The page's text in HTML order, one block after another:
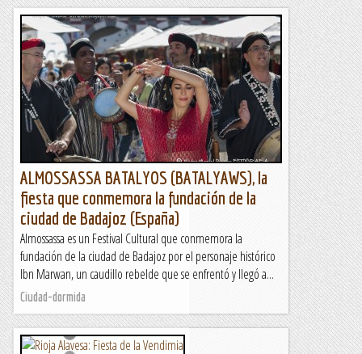
ALMOSSASSA BATALYOS (BATALYAWS), la
fiesta que conmemora la fundación de la
ciudad de Badajoz (España)
Almossassa es un Festival Cultural que conmemora la
fundación de la ciudad de Badajoz por el personaje histórico
Ibn Marwan, un caudillo rebelde que se enfrentó y llegó a...
Ciudad-dormida